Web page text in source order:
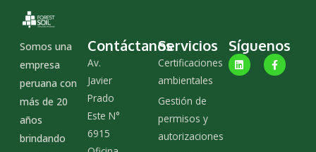
Somos una
empresa
peruana con
más de 20
años
brindando
Contáctanos
Av.
Javier
Prado
Este N°
6915
Servicios
Certificaciones
ambientales
Gestión de
permisos y
autorizaciones
Síguenos
L
i
n
F
a
c